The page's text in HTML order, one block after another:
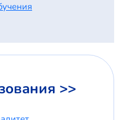
>>